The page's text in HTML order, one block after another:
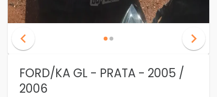
FORD/KA GL - PRATA - 2005 /
2006